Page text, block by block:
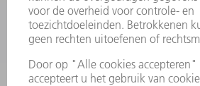
CARRIÈRE
VACATURES
BEDRIJFSPROFIEL
JAARVERSLAG
BEDRIJFSPRINCIPES